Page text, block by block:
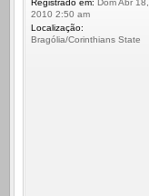
Registrado em: Dom Abr 18,
2010 2:50 am
Localização:
Bragólia/Corinthians State